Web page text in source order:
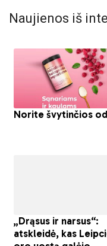
Naujienos iš